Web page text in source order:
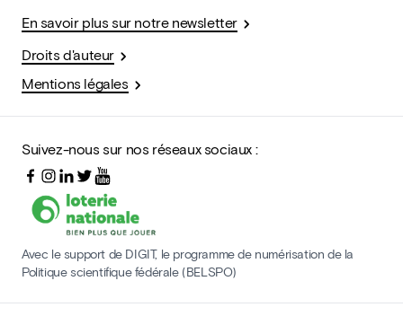
En savoir plus sur notre newsletter
Droits d'auteur
Mentions légales
Suivez-nous sur nos réseaux sociaux :
Avec le support de DIGIT, le programme de numérisation de la
Politique scientifique fédérale (BELSPO)